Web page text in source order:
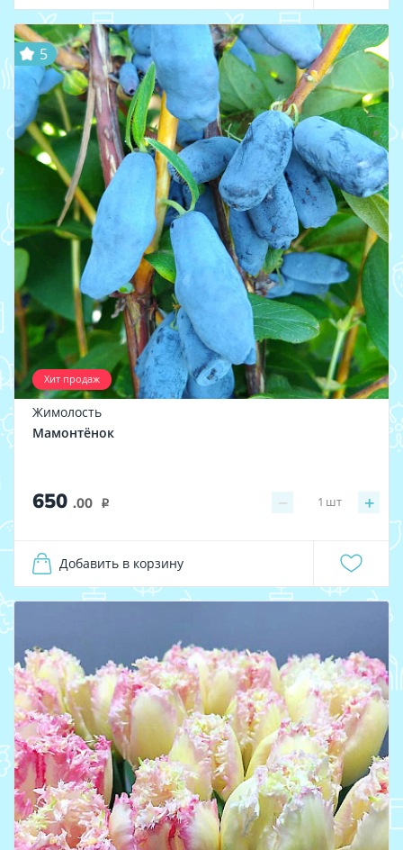
Хит продаж
5
Жимолость
Мамонтёнок
650 .00 i − +
1 шт
Добавить в корзину